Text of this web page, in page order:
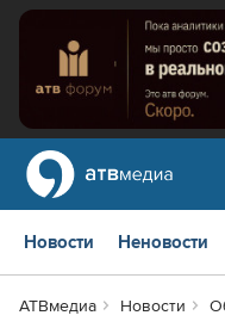
Новости Неновости
АТВмедиа Новости